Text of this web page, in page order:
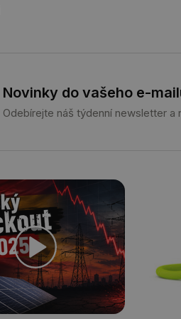
Novinky do vašeho e-
Odebírejte náš týdenní newsletter a
Nezbytně
g_state
g_csrf_token
id